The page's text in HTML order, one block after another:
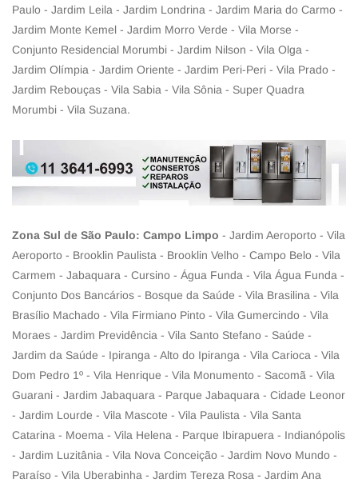
Paulo - Jardim Leila - Jardim Londrina - Jardim Maria do Carmo -
Jardim Monte Kemel - Jardim Morro Verde - Vila Morse -
Conjunto Residencial Morumbi - Jardim Nilson - Vila Olga -
Jardim Olímpia - Jardim Oriente - Jardim Peri-Peri - Vila Prado -
Jardim Rebouças - Vila Sabia - Vila Sônia - Super Quadra
Morumbi - Vila Suzana.
Zona Sul de São Paulo: Campo Limpo - Jardim Aeroporto - Vila
Aeroporto - Brooklin Paulista - Brooklin Velho - Campo Belo - Vila
Carmem - Jabaquara - Cursino - Água Funda - Vila Água Funda -
Conjunto Dos Bancários - Bosque da Saúde - Vila Brasilina - Vila
Brasílio Machado - Vila Firmiano Pinto - Vila Gumercindo - Vila
Moraes - Jardim Previdência - Vila Santo Stefano - Saúde -
Jardim da Saúde - Ipiranga - Alto do Ipiranga - Vila Carioca - Vila
Dom Pedro 1º - Vila Henrique - Vila Monumento - Sacomã - Vila
Guarani - Jardim Jabaquara - Parque Jabaquara - Cidade Leonor
- Jardim Lourde - Vila Mascote - Vila Paulista - Vila Santa
Catarina - Moema - Vila Helena - Parque Ibirapuera - Indianópolis
- Jardim Luzitânia - Vila Nova Conceição - Jardim Novo Mundo -
Paraíso - Vila Uberabinha - Jardim Tereza Rosa - Jardim Ana